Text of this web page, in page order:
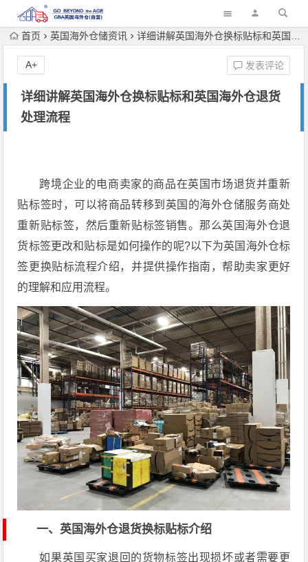
首页 英国海外仓储资讯 详细讲解英国海外仓换标贴标和英国海外仓退货处理流程
详细讲解英国海外仓换标贴标和英国海外仓退货
处理流程
发表评论
A+
跨境企业的电商卖家的商品在英国市场退货并重新
贴标签时，可以将商品转移到英国的海外仓储服务商处
重新贴标签，然后重新贴标签销售。那么英国海外仓退
货标签更改和贴标是如何操作的呢?以下为英国海外仓标
签更换贴标流程介绍，并提供操作指南，帮助卖家更好
的理解和应用流程。
一、英国海外仓退货换标贴标介绍
如果英国买家退回的货物标签出现损坏或者需要更